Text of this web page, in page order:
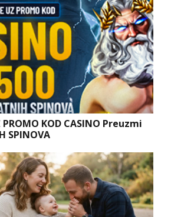
PROMO KOD CASINO Preuzmi
SPINOVA